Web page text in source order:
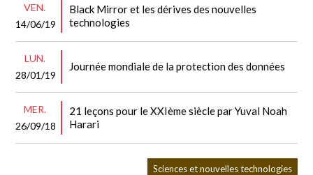
VEN.
14/06/19
Black Mirror et les dérives des nouvelles
technologies
LUN.
28/01/19
Journée mondiale de la protection des données
MER.
26/09/18
21 leçons pour le XXIème siècle par Yuval Noah
Harari
Sciences et nouvelles technologies